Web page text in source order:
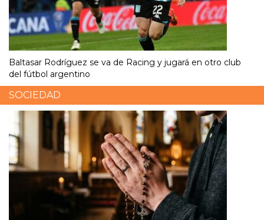
Baltasar Rodríguez se va de Racing y jugará en otro club
del fútbol argentino
SOCIEDAD